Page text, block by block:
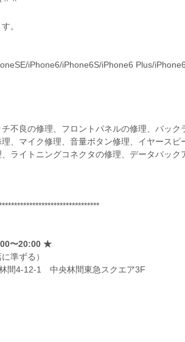
。
iPhone6/iPhone6S/iPhone6 Plus/
不良の修理、フロントパネルの修理、バック
、マイク修理、音量ボタン修理、イヤース
ライトニングコネクタの修理、データバッ
〜20:00 ★
準ずる）
間4-12-1 中央林間東急スクエア3F